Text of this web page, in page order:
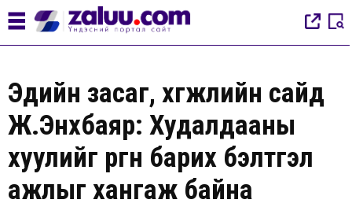
Эдийн засаг, хөгжлийн сайд
Ж.Энхбаяр: Худалдааны
хуулийг өргөн барих бэлтгэл
ажлыг хангаж байна